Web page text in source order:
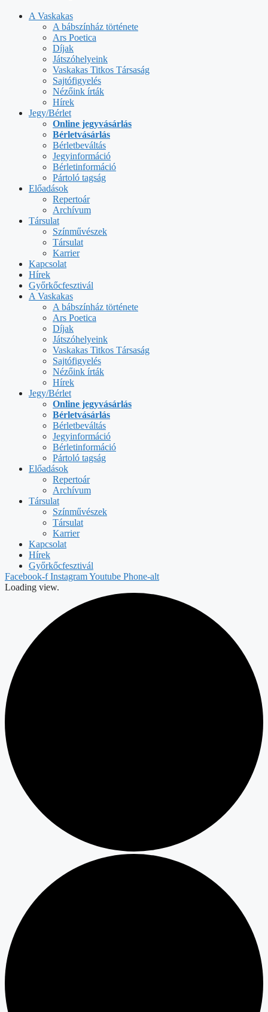
A Vaskakas
A bábszínház története
Ars Poetica
Díjak
Játszóhelyeink
Vaskakas Titkos Társaság
Sajtófigyelés
Nézőink írták
Hírek
Jegy/Bérlet
Online jegyvásárlás
Bérletvásárlás
Bérletbeváltás
Jegyinformáció
Bérletinformáció
Pártoló tagság
Előadások
Repertoár
Archívum
Társulat
Színművészek
Társulat
Karrier
Kapcsolat
Hírek
Győrkőcfesztivál
A Vaskakas
A bábszínház története
Ars Poetica
Díjak
Játszóhelyeink
Vaskakas Titkos Társaság
Sajtófigyelés
Nézőink írták
Hírek
Jegy/Bérlet
Online jegyvásárlás
Bérletvásárlás
Bérletbeváltás
Jegyinformáció
Bérletinformáció
Pártoló tagság
Előadások
Repertoár
Archívum
Társulat
Színművészek
Társulat
Karrier
Kapcsolat
Hírek
Győrkőcfesztivál
Facebook-f InstagramYoutube Phone-alt
Loading view.